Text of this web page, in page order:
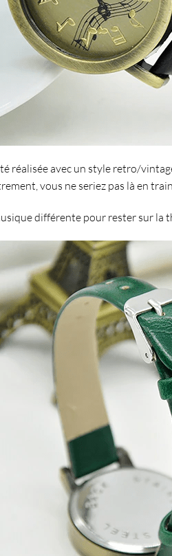
réalisée avec un style retro/
vous ne seriez pas là en
différente pour rester sur la